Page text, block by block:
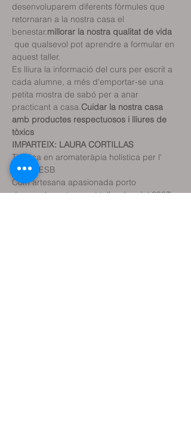
desenvoluparem diferents fòrmules que
retornaran a la nostra casa el
benestar.millorar la nostra qualitat de vida
aquest taller.
Es lliura la informació del curs per escrit a
cada alumne, a més d'emportar-se una
petita mostra de sabó per a anar
practicant a casa.Cuidar la nostra casa
amb productes respectuosos i lliures de
tòxics
IMPARTEIX: LAURA CORTILLAS
Tècnica en aromateràpia holística per l'
institut ESB
Com artesana apasionada porto
desenvolupant aquest taller des del 2007